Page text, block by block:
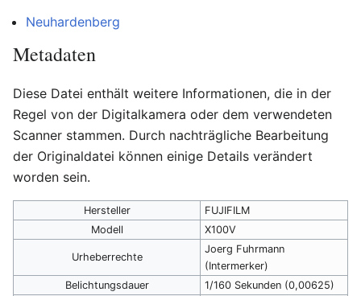
Neuhardenberg
Metadaten
Diese Datei enthält weitere Informationen, die in der
Regel von der Digitalkamera oder dem verwendeten
Scanner stammen. Durch nachträgliche Bearbeitung
der Originaldatei können einige Details verändert
worden sein.
Hersteller
FUJIFILM
Modell
X100V
Urheberrechte
Joerg Fuhrmann
(Intermerker)
Belichtungsdauer
1/160 Sekunden (0,00625)